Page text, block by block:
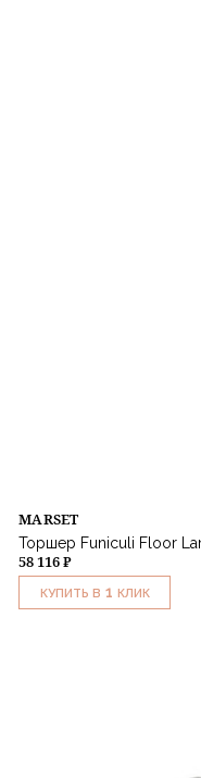
MARSET
Торшер Funiculi Floor
58 116 ₽
КУПИТЬ В 1 КЛИК